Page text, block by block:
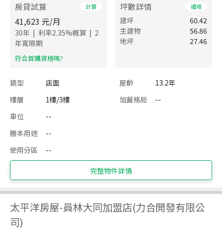
房貸試算 計算
41,623 元/月
30年 | 利率2.35%概算 | 2
年寬限期
​符合首購資格嗎?
坪數詳情 細項
建坪
60.42
主建物
56.86
地坪
27.46
類型 店面 屋齡
13.2年
樓層
1樓/3樓 加蓋格局
--
車位
--
謄本用途
--
使用分區
--
完整物件詳情
太平洋房屋-員林大同加盟店(力合開發有限公
司)